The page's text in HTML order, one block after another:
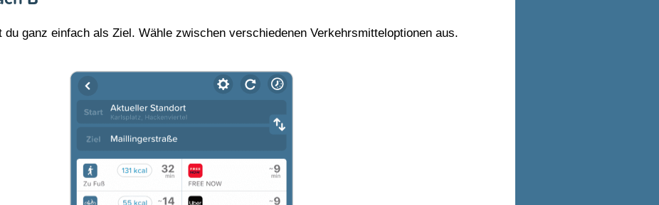
ganz einfach als Ziel. Wähle zwischen verschiedenen Verkehrsmitteloptionen aus.